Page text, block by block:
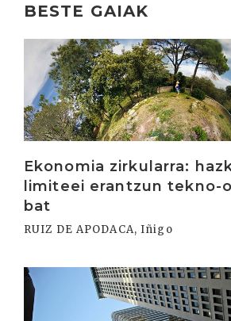
BESTE GAIAK
Ekonomia zirkularra:
limiteei erantzun tekno-
bat
RUIZ DE APODACA, Iñigo
Irakurri
Irakurri